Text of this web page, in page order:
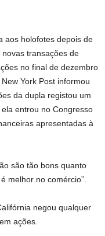
aos holofotes depois de
transações de
no final de dezembro
York Post informou
da dupla registou um
entrou no Congresso
apresentadas à
são tão bons quanto
melhor no comércio”.
negou qualquer
ações.